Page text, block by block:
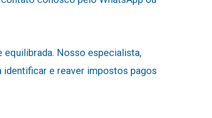
equilibrada. Nosso especialista,
identificar e reaver impostos pagos